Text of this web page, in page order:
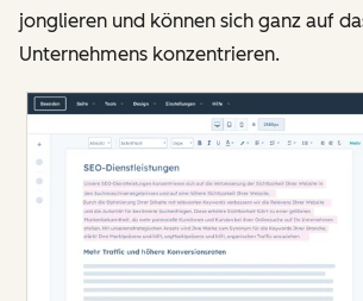
jonglieren und können sich ganz auf
Unternehmens konzentrieren.